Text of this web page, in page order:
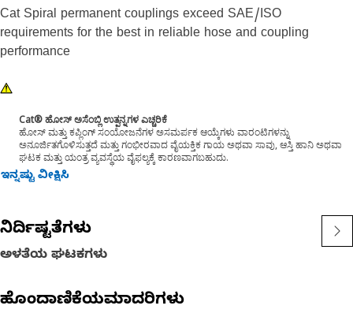
Cat Spiral permanent couplings exceed SAE/ISO
requirements for the best in reliable hose and coupling
performance
Cat® ಹೋಸ್ ಅಸೆಂಬ್ಲಿ ಉತ್ಪನ್ನಗಳ ಎಚ್ಚರಿಕೆ
ಹೋಸ್ ಮತ್ತು ಕಪ್ಲಿಂಗ್ ಸಂಯೋಜನೆಗಳ ಅಸಮರ್ಪಕ ಆಯ್ಕೆಗಳು ವಾರಂಟಿಗಳನ್ನು
ಅನೂರ್ಜಿತಗೊಳಿಸುತ್ತದೆ ಮತ್ತು ಗಂಭೀರವಾದ ವೈಯಕ್ತಿಕ ಗಾಯ ಅಥವಾ ಸಾವು, ಆಸ್ತಿ ಹಾನಿ ಅಥವಾ
ಘಟಕ ಮತ್ತು ಯಂತ್ರ ವ್ಯವಸ್ಥೆಯ ವೈಫಲ್ಯಕ್ಕೆ ಕಾರಣವಾಗಬಹುದು.
ಇನ್ನಷ್ಟು ವೀಕ್ಷಿಸಿ
ನಿರ್ದಿಷ್ಟತೆಗಳು
ಅಳತೆಯ ಘಟಕಗಳು
ಹೊಂದಾಣಿಕೆಯಮಾದರಿಗಳು